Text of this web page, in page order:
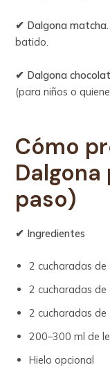
✔ Dalgona matcha
batido.
✔ Dalgona
(para niños o
Cómo
paso)
✔ Ingredientes
2 cucharadas
2 cucharadas de
2 cucharadas
200–300 ml de
Hielo opcional